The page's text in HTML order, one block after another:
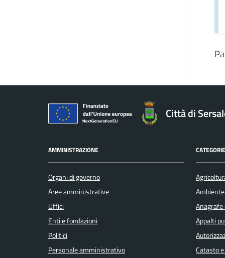
Città di
AMMINISTRAZIONE
Organi di governo
Aree amministrative
Uffici
Enti e fondazioni
Politici
Personale amministrativo
Ambiente
Appalti
Catasto